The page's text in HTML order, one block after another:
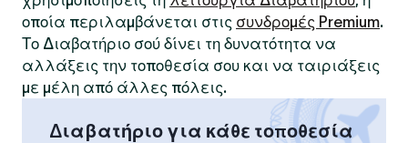
οποία περιλαμβάνεται στις συνδρομές Premium.
Το Διαβατήριο σού δίνει τη δυνατότητα να
αλλάξεις την τοποθεσία σου και να ταιριάξεις
με μέλη από άλλες πόλεις.
Διαβατήριο για κάθε τοποθεσία